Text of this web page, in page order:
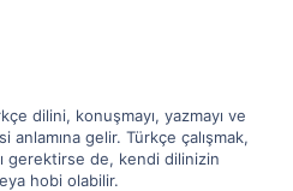
dilini, konuşmayı, yazmayı ve
anlamına gelir. Türkçe çalışmak,
gerektirse de, kendi dilinizin
hobi olabilir.